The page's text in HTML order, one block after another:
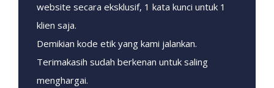
website secara eksklusif, 1 kata kunci untuk 1
klien saja.
Demikian kode etik yang kami jalankan.
Terimakasih sudah berkenan untuk saling
menghargai.